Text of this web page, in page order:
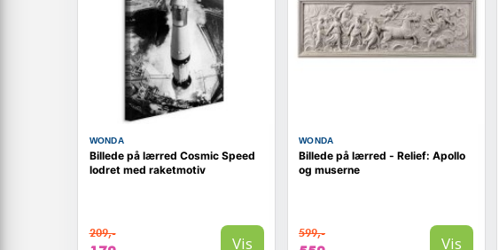
WONDA
Billede på lærred Cosmic Speed
lodret med raketmotiv
209,-
Vis
WONDA
Billede på lærred - Relief: Apollo
og muserne
599,-
Vis